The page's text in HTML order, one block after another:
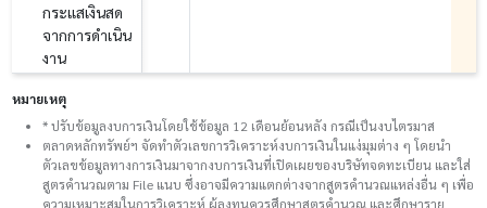
กระแสเงินสด
จากการดำเนิน
งาน
หมายเหตุ
* ปรับข้อมูลงบการเงินโดยใช้ข้อมูล 12 เดือนย้อนหลัง กรณีเป็นงบไตรมาส
ตลาดหลักทรัพย์ฯ จัดทำตัวเลขการวิเคราะห์งบการเงินในแง่มุมต่าง ๆ โดยนำ
ตัวเลขข้อมูลทางการเงินมาจากงบการเงินที่เปิดเผยของบริษัทจดทะเบียน และใส่
สูตรคำนวณตาม File แนบ ซึ่งอาจมีความแตกต่างจากสูตรคำนวณแหล่งอื่น ๆ เพื่อ
ความเหมาะสมในการวิเคราะห์ ผู้ลงทุนควรศึกษาสูตรคำนวณ และศึกษาราย